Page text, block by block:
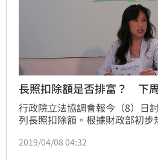
長照扣除額是否排富？ 下
行政院立法協調會報今（8）日
列長照扣除額。根據財政部初
會後轉述，會中討論時有立委針
2019/04/08 04:32